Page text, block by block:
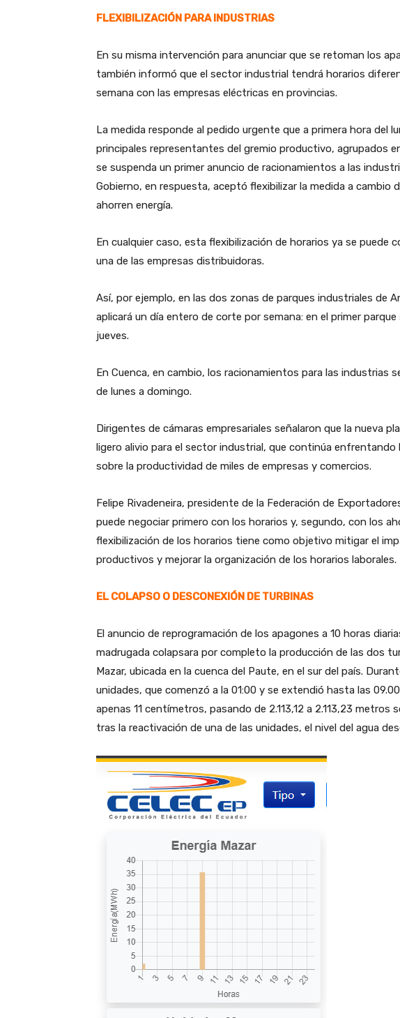
FLEXIBILIZACIÓN PARA INDUSTRIAS
En su misma intervención para anunciar que se retoman los
también informó que el sector industrial tendrá horarios
semana con las empresas eléctricas en provincias.
La medida responde al pedido urgente que a primera hora del
principales representantes del gremio productivo, agrupados
se suspenda un primer anuncio de racionamientos a las
Gobierno, en respuesta, aceptó flexibilizar la medida a cambio
ahorren energía.
En cualquier caso, esta flexibilización de horarios ya se puede
una de las empresas distribuidoras.
Así, por ejemplo, en las dos zonas de parques industriales de
aplicará un día entero de corte por semana: en el primer
jueves.
En Cuenca, en cambio, los racionamientos para las industrias
de lunes a domingo.
Dirigentes de cámaras empresariales señalaron que la nueva
ligero alivio para el sector industrial, que continúa
sobre la productividad de miles de empresas y comercios.
Felipe Rivadeneira, presidente de la Federación de
puede negociar primero con los horarios y, segundo, con los
flexibilización de los horarios tiene como objetivo mitigar el
productivos y mejorar la organización de los horarios laborales.
EL COLAPSO O DESCONEXIÓN DE TURBINAS
El anuncio de reprogramación de los apagones a 10 horas
madrugada colapsara por completo la producción de las dos
Mazar, ubicada en la cuenca del Paute, en el sur del país.
unidades, que comenzó a la 01:00 y se extendió hasta las
apenas 11 centímetros, pasando de 2.113,12 a 2.113,23 metros
tras la reactivación de una de las unidades, el nivel del agua